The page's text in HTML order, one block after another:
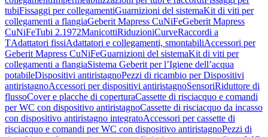
tubiFissaggi per collegamentiGuarnizioni del sistemaKit di viti per
collegamenti a flangiaGeberit Mapress CuNiFeGeberit Mapress
CuNiFeTubi 2.1972ManicottiRiduzioniCurveRaccordi a
TAdattatori fissiAdattatori e collegamenti, smontabiliAccessori per
Geberit Mapress CuNiFeGuarnizioni del sistemaKit di viti per
collegamenti a flangiaSistema Geberit per l’Igiene dell’acqua
potabileDispositivi antiristagnoPezzi di ricambio per Dispositivi
antiristagnoAccessori per dispositivi antiristagnoSensoriRiduttore di
flussoCover e placche di coperturaCassette di risciacquo e comandi
per WC con dispositivo antiristagnoCassette di risciacquo da incasso
con dispositivo antiristagno integratoAccessori per cassette di
risciacquo e comandi per WC con dispositivo antiristagnoPezzi di